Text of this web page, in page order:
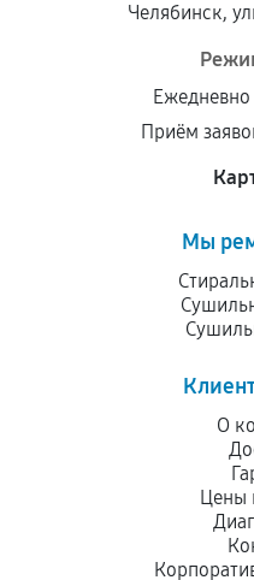
Челябинск,
Приём
Мы
О
Цены